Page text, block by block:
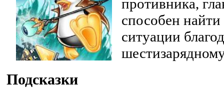
противника,
способен
ситуации
Подсказки